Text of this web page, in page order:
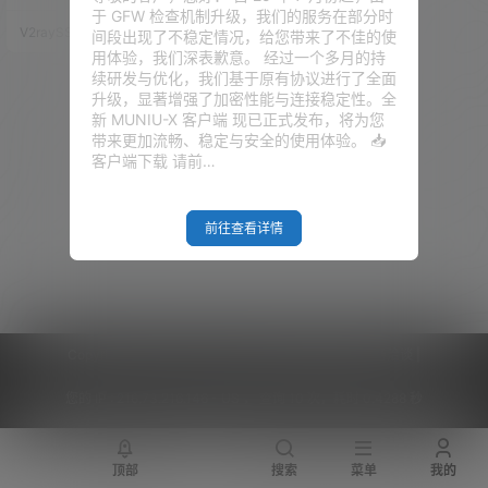
心端口默认被封 但今天要讲的方
案，只需要一台能本地能上网的
VPS 或本地服务器，就能用 Clou
dflare 的隧道服务，把你的网站
发布到全球，并且使用国际域
名，和普通的网站看起来没有任
何区别！ 重点是：永久免
费！！！！ 本期视频 准备工作
1、国际域名一个，推…
V2raySSR综合网 25年5月31日
于 GFW 检查机制升级，我们的服务在部分时
间段出现了不稳定情况，给您带来了不佳的使
用体验，我们深表歉意。 经过一个多月的持
续研发与优化，我们基于原有协议进行了全面
升级，显著增强了加密性能与连接稳定性。全
新 MUNIU-X 客户端 现已正式发布，将为您
带来更加流畅、稳定与安全的使用体验。 📥
客户端下载 请前…
前往查看详情
顶部 搜索 菜单 我的